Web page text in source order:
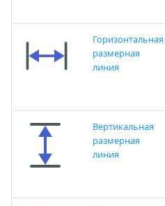
Горизонтальная
размерная
линия
Вертикальная
размерная
линия